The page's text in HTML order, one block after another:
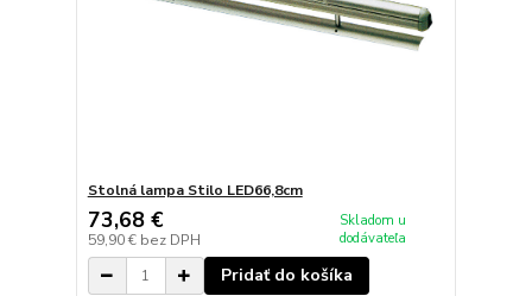
Stolná lampa Stilo LED66,8cm
73,68 €
59,90 € bez DPH
Skladom u
dodávateľa
Pridať do košíka